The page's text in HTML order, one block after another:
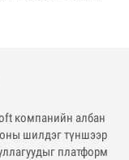
компанийн албан
шилдэг түншээр
платформ